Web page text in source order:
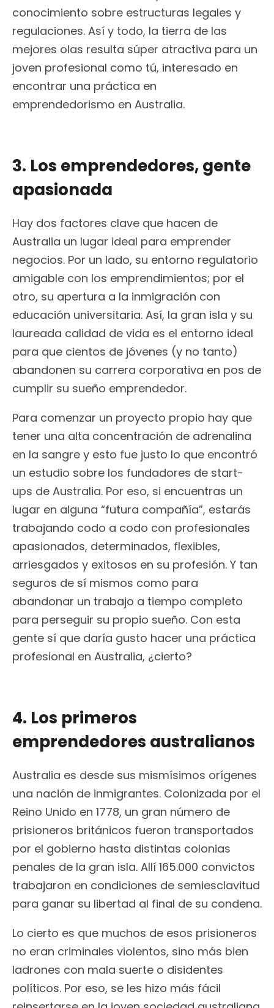
conocimiento sobre estructuras legales y
regulaciones. Así y todo, la tierra de las
mejores olas resulta súper atractiva para un
joven profesional como tú, interesado en
encontrar una práctica en
emprendedorismo en Australia.
3. Los emprendedores, gente
apasionada
Hay dos factores clave que hacen de
Australia un lugar ideal para emprender
negocios. Por un lado, su entorno regulatorio
amigable con los emprendimientos; por el
otro, su apertura a la inmigración con
educación universitaria. Así, la gran isla y su
laureada calidad de vida es el entorno ideal
para que cientos de jóvenes (y no tanto)
abandonen su carrera corporativa en pos de
cumplir su sueño emprendedor.
Para comenzar un proyecto propio hay que
tener una alta concentración de adrenalina
en la sangre y esto fue justo lo que encontró
un estudio sobre los fundadores de start-
ups de Australia. Por eso, si encuentras un
lugar en alguna “futura compañía”, estarás
trabajando codo a codo con profesionales
apasionados, determinados, flexibles,
arriesgados y exitosos en su profesión. Y tan
seguros de sí mismos como para
abandonar un trabajo a tiempo completo
para perseguir su propio sueño. Con esta
gente sí que daría gusto hacer una práctica
profesional en Australia, ¿cierto?
4. Los primeros
emprendedores australianos
Australia es desde sus mismísimos orígenes
una nación de inmigrantes. Colonizada por el
Reino Unido en 1778, un gran número de
prisioneros británicos fueron transportados
por el gobierno hasta distintas colonias
penales de la gran isla. Allí 165.000 convictos
trabajaron en condiciones de semiesclavitud
para ganar su libertad al final de su condena.
Lo cierto es que muchos de esos prisioneros
no eran criminales violentos, sino más bien
ladrones con mala suerte o disidentes
políticos. Por eso, se les hizo más fácil